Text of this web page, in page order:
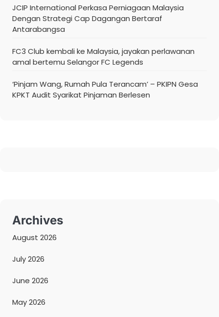
JCIP International Perkasa Perniagaan Malaysia
Dengan Strategi Cap Dagangan Bertaraf
Antarabangsa
FC3 Club kembali ke Malaysia, jayakan perlawanan
amal bertemu Selangor FC Legends
‘Pinjam Wang, Rumah Pula Terancam’ – PKIPN Gesa
KPKT Audit Syarikat Pinjaman Berlesen
Archives
August 2026
July 2026
June 2026
May 2026